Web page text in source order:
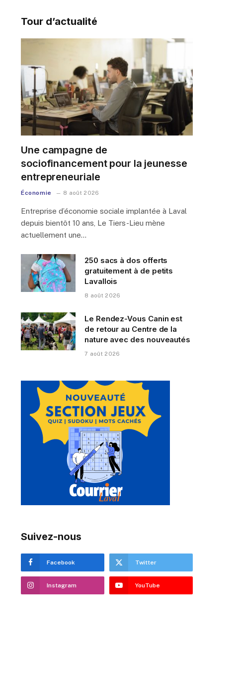
Tour d’actualité
Une campagne de
sociofinancement pour la jeunesse
entrepreneuriale
Économie 8 août 2026
Entreprise d’économie sociale implantée à Laval
depuis bientôt 10 ans, Le Tiers-Lieu mène
actuellement une…
250 sacs à dos offerts
gratuitement à de petits
Lavallois
8 août 2026
Le Rendez-Vous Canin est
de retour au Centre de la
nature avec des nouveautés
7 août 2026
Suivez-nous
Facebook Twitter
Instagram YouTube